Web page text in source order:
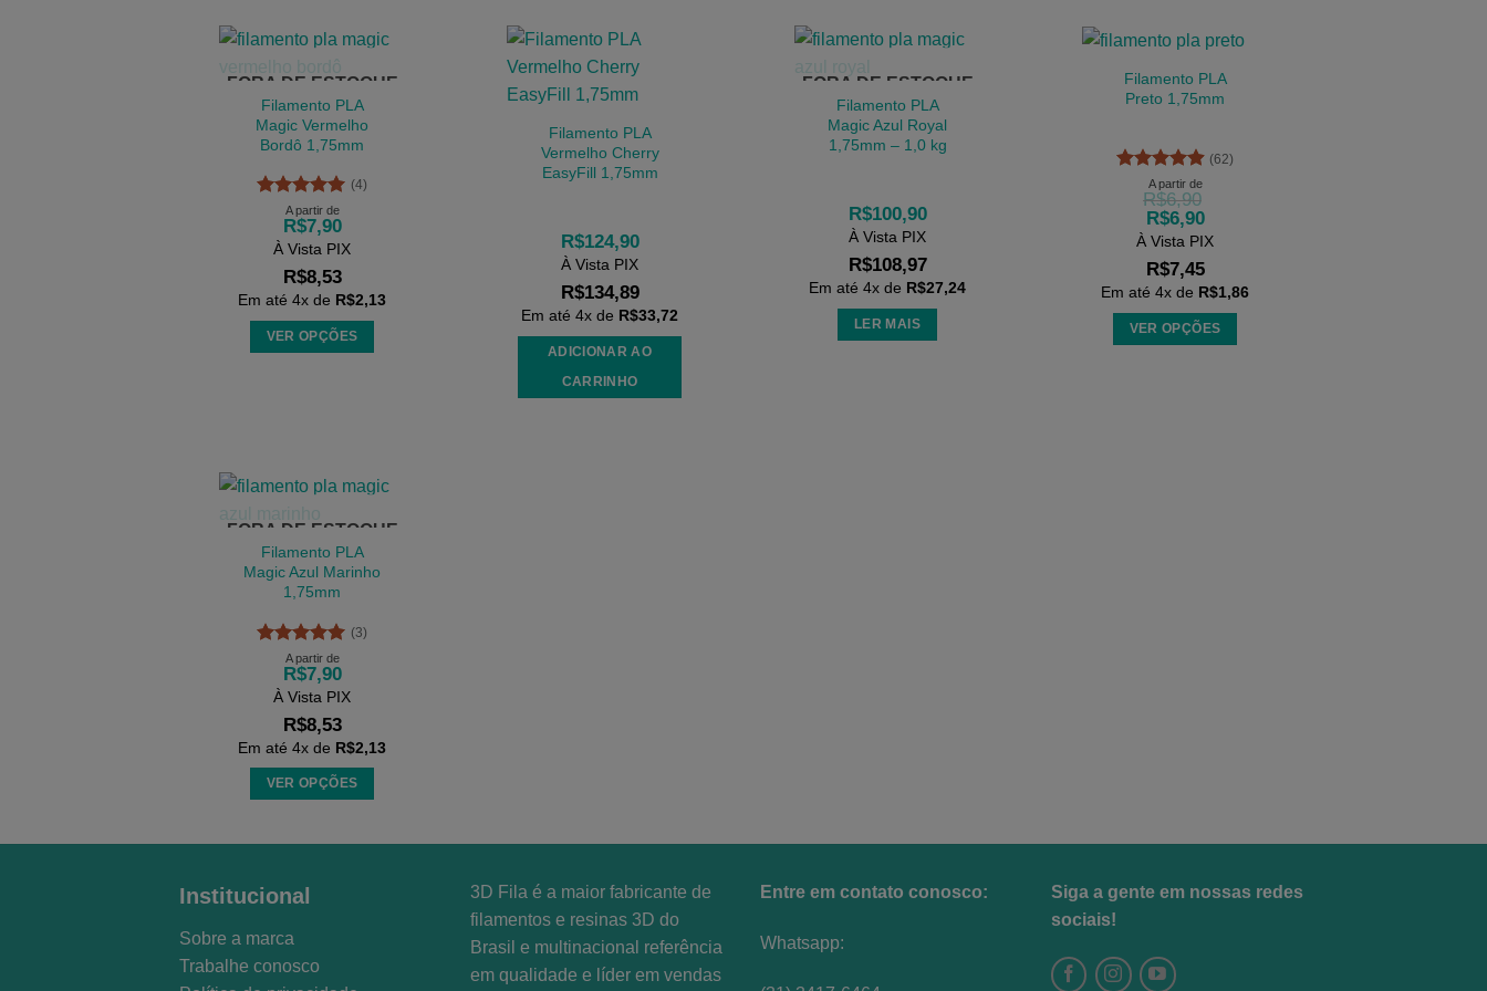
FORA DE ESTOQUE
Filamento PLA
Magic Vermelho
Bordô 1,75mm
Avaliação5
de 5
(4)
A partir de
R$7,90
À Vista PIX
R$8,53
Em até 4x de R$2,13
VER OPÇÕES
variantes.
As
opções
podem
ser
escolhidas
página
do
produto
Filamento PLA
Vermelho Cherry
EasyFill 1,75mm
R$124,90
À Vista PIX
R$134,89
Em até 4x de R$33,72
ADICIONAR AO
CARRINHO
FORA DE ESTOQUE
Filamento PLA
Magic Azul Royal
1,75mm – 1,0 kg
R$100,90
À Vista PIX
R$108,97
Em até 4x de R$27,24
LER MAIS
Filamento PLA
Preto 1,75mm
Avaliação
de 5
(62)
A partir de
R$6,90
R$6,90
À Vista PIX
R$7,45
Em até 4x de R$1,86
VER OPÇÕES
FORA DE ESTOQUE
Filamento PLA
Magic Azul Marinho
1,75mm
Avaliação5
de 5
(3)
A partir de
R$7,90
À Vista PIX
R$8,53
Em até 4x de R$2,13
VER OPÇÕES
opções
Institucional
Sobre a marca
Trabalhe conosco
3D Fila é a maior fabricante de
filamentos e resinas 3D do
Brasil e multinacional referência
em qualidade e líder em vendas
Entre em contato conosco:
Whatsapp:
Siga a gente em nossas redes
sociais!